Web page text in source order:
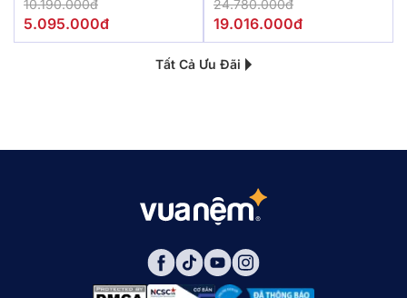
10.190.000đ
5.095.000đ
24.780.000đ
19.016.000đ
Tất Cả Ưu Đãi